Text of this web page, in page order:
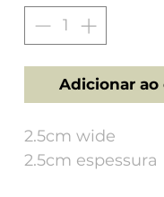
Adicionar ao
2.5cm wide
2.5cm espessura